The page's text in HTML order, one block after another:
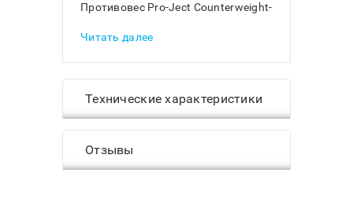
Противовес Pro-Ject Counterweight-
проигрыватели RPM 1 Carbon (вес
Читать далее
Технические характеристики
Отзывы